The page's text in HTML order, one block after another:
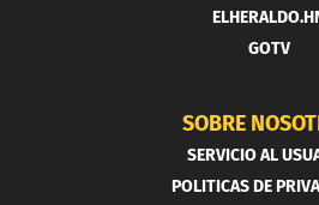
GOTV
SOBRE
SERVICIO AL
POLITICAS DE